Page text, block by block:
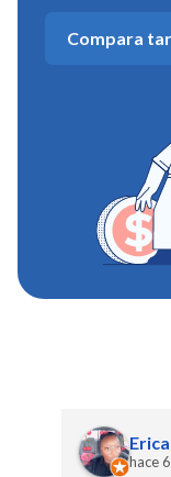
Compara
Erica
hace